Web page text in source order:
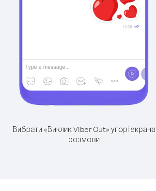
Вибрати «Виклик Viber Out» угорі екрана
розмови